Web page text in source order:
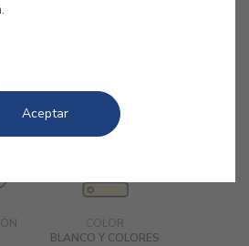
2
COLOR
BLANCO Y COLORES
Aceptar